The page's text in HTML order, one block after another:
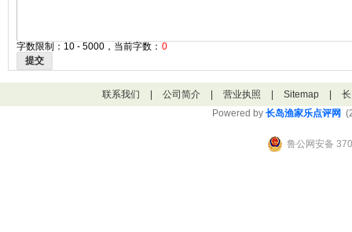
字数限制：10 - 5000，当前字数： 0
提交
联系我们 公司简介 营业执照 Sitemap
Powered by 长岛渔家乐点评网
鲁公网安备